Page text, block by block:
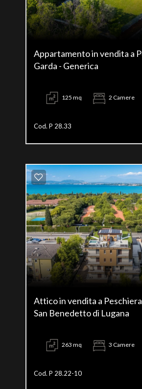
Appartamento in vendita a
Garda - Generica
125 mq 2 Camere
Cod. P 28.33
Attico in vendita a
San Benedetto di Lugana
263 mq 3 Camere
Cod. P 28.22-10